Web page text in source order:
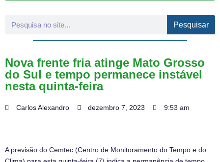
Pesquisar
Nova frente fria atinge Mato Grosso
do Sul e tempo permanece instável
nesta quinta-feira
Carlos Alexandro dezembro 7, 2023 9:53 am
A previsão do Cemtec (Centro de Monitoramento do Tempo e do